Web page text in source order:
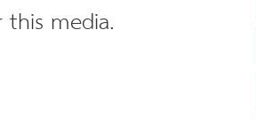
media.